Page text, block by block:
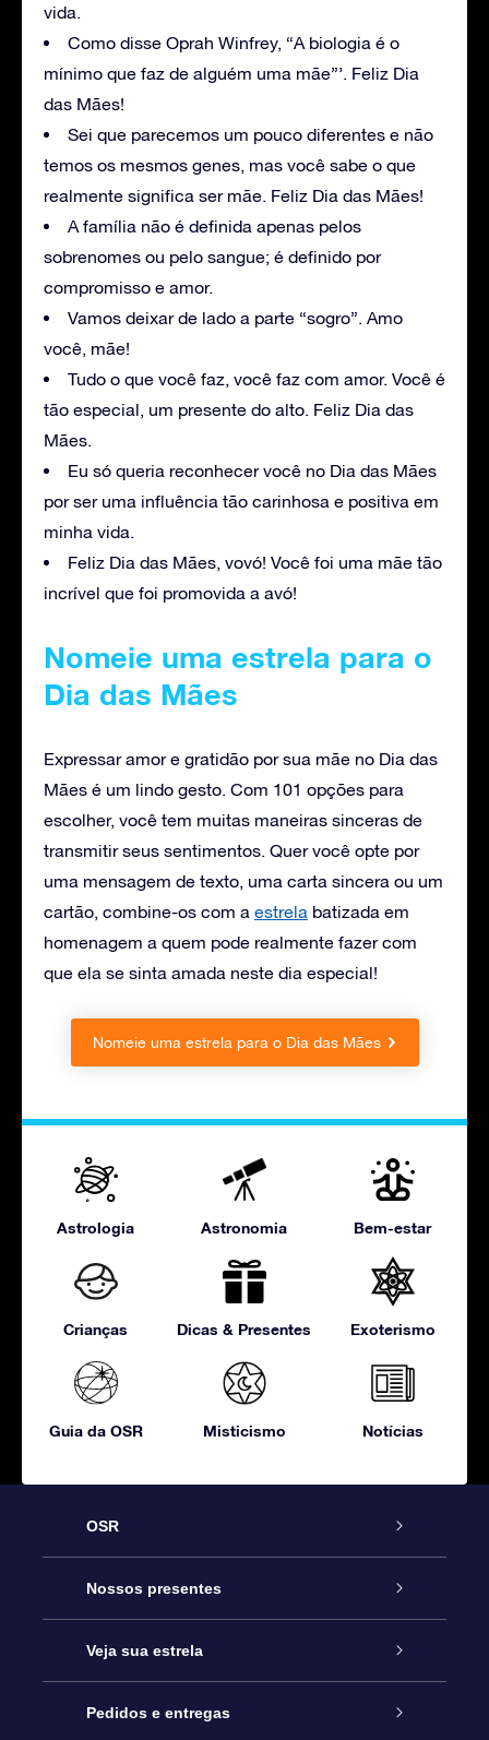
vida.
Como disse Oprah Winfrey, “A biologia é o
mínimo que faz de alguém uma mãe”’. Feliz Dia
das Mães!
Sei que parecemos um pouco diferentes e não
temos os mesmos genes, mas você sabe o que
realmente significa ser mãe. Feliz Dia das Mães!
A família não é definida apenas pelos
sobrenomes ou pelo sangue; é definido por
compromisso e amor.
Vamos deixar de lado a parte “sogro”. Amo
você, mãe!
Tudo o que você faz, você faz com amor. Você é
tão especial, um presente do alto. Feliz Dia das
Mães.
Eu só queria reconhecer você no Dia das Mães
por ser uma influência tão carinhosa e positiva em
minha vida.
Feliz Dia das Mães, vovó! Você foi uma mãe tão
incrível que foi promovida a avó!
Nomeie uma estrela para o
Dia das Mães
Expressar amor e gratidão por sua mãe no Dia das
Mães é um lindo gesto. Com 101 opções para
escolher, você tem muitas maneiras sinceras de
transmitir seus sentimentos. Quer você opte por
uma mensagem de texto, uma carta sincera ou um
cartão, combine-os com a estrela batizada em
homenagem a quem pode realmente fazer com
que ela se sinta amada neste dia especial!
Nomeie uma estrela para o Dia das Mães
Astrologia Astronomia Bem-estar
Crianças Dicas & Presentes Exoterismo
Guia da OSR Misticismo Notícias
OSR
Serviço
Entre em contato conosco
Blog
Nossos presentes
Presente estrelar on-line
Pacote de presente da OSR
Veja sua estrela
Star Register
Pedidos e entregas